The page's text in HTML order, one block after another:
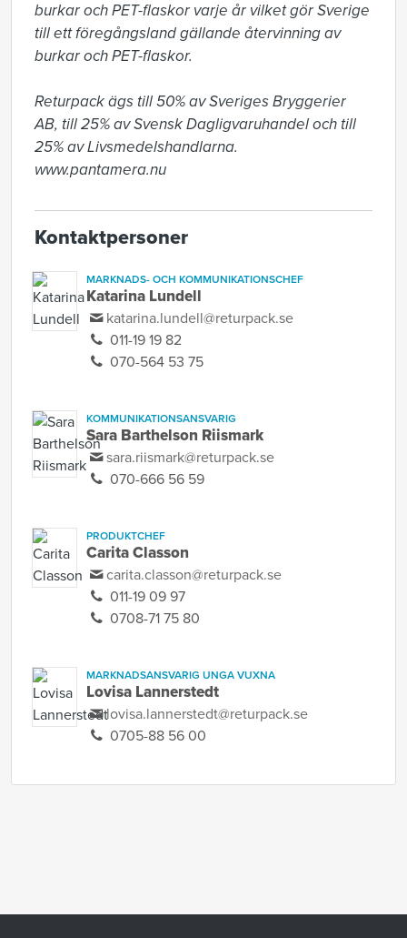
burkar och PET-flaskor varje år vilket gör Sverige
till ett föregångsland gällande återvinning av
burkar och PET-flaskor.
Returpack ägs till 50% av Sveriges Bryggerier
AB, till 25% av Svensk Dagligvaruhandel och till
25% av Livsmedelshandlarna.
www.pantamera.nu
Kontaktpersoner
MARKNADS- OCH KOMMUNIKATIONSCHEF
Katarina Lundell
katarina.lundell@returpack.se
011-19 19 82
070-564 53 75
KOMMUNIKATIONSANSVARIG
Sara Barthelson Riismark
sara.riismark@returpack.se
070-666 56 59
PRODUKTCHEF
Carita Classon
carita.classon@returpack.se
011-19 09 97
0708-71 75 80
MARKNADSANSVARIG UNGA VUXNA
Lovisa Lannerstedt
lovisa.lannerstedt@returpack.se
0705-88 56 00